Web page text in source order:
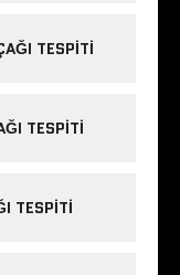
TESPITI
TESPITI
TESPITI